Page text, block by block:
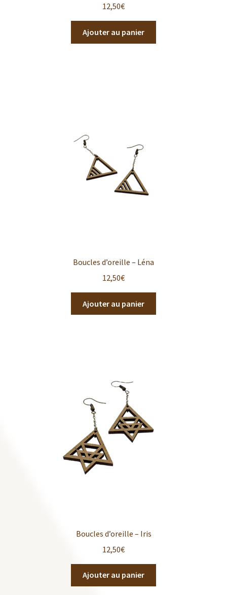
12,50€
Ajouter au panier
Boucles d’oreille – Léna
12,50€
Ajouter au panier
Boucles d’oreille – Iris
12,50€
Ajouter au panier